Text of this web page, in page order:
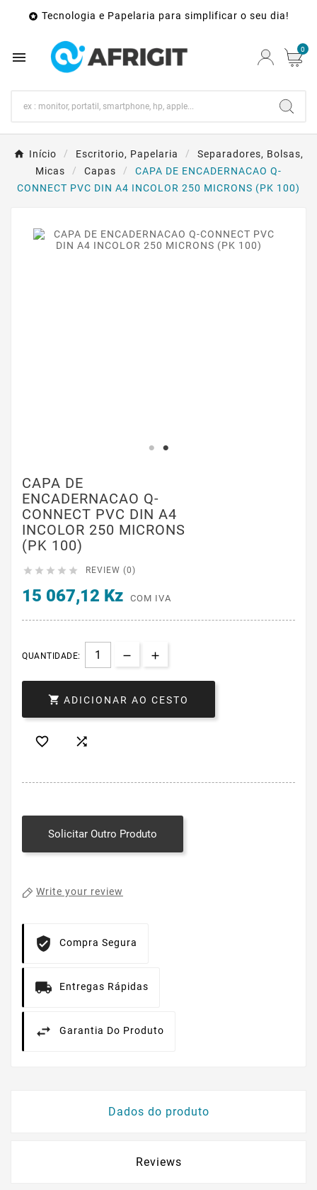
 Tecnologia e Papelaria para simplificar o seu dia!
 0
Início Escritorio, Papelaria
Separadores, Bolsas,
Micas
Capas
CAPA DE ENCADERNACAO Q-
CONNECT PVC DIN A4 INCOLOR 250 MICRONS (PK 100)
CAPA DE
ENCADERNACAO Q-
CONNECT PVC DIN A4
INCOLOR 250 MICRONS
(PK 100)
     REVIEW (0)
15 067,12 Kz COM IVA
QUANTIDADE:
 ADICIONAR AO CESTO
 
Solicitar Outro Produto
Write your review
Compra Segura
Entregas Rápidas
Garantia Do Produto
Dados do produto
Reviews